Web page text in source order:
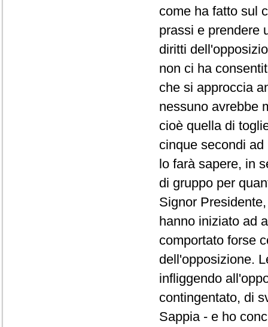
come ha fatto sul
prassi e prendere
diritti
non ci ha
che si approccia
nessuno avrebbe
cioè quella di
cinque secondi
lo farà sapere, in
di gruppo per
Signor
hanno iniziato ad
comportato forse
dell'opposizione.
infliggendo
contingentato, di
Sappia - e ho